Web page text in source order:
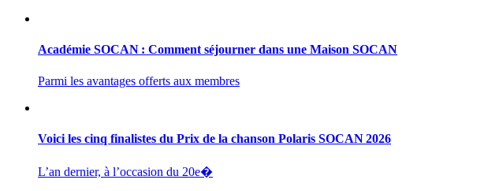
Académie SOCAN : Comment séjourner dans une Maison SOCAN
Parmi les avantages offerts aux membres
Voici les cinq finalistes du Prix de la chanson Polaris SOCAN 2026
L’an dernier, à l’occasion du 20e�